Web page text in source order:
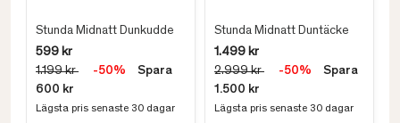
Stunda Midnatt Dunkudde
599 kr
1.199 kr
-50%
Spara
600 kr
Lägsta pris senaste 30 dagar
Stunda Midnatt Duntäcke
1.499 kr
2.999 kr
-50%
Spara
1.500 kr
Lägsta pris senaste 30 dagar